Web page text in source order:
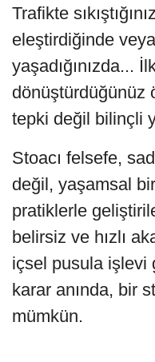
Trafikte
eleştirdiğinde veya
yaşadığınızda...
dönüştürdüğünüz
tepki değil bilinçli
Stoacı felsefe,
değil, yaşamsal
pratiklerle
belirsiz ve hızlı
içsel pusula işlevi
karar anında, bir
mümkün.